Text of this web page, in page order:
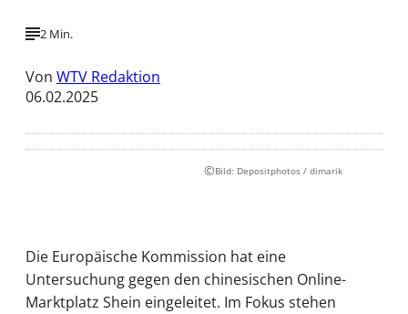
2 Min.
Von WTV Redaktion
06.02.2025
©Bild: Depositphotos / dimarik
Die Europäische Kommission hat eine
Untersuchung gegen den chinesischen Online-
Marktplatz Shein eingeleitet. Im Fokus stehen